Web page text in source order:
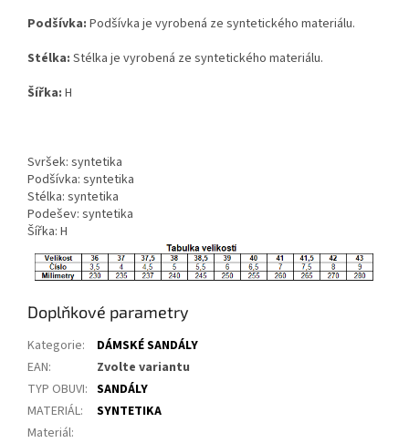
Podšívka: Podšívka je vyrobená ze syntetického materiálu.
Stélka: Stélka je vyrobená ze syntetického materiálu.
Šířka: H
Svršek: syntetika
Podšívka: syntetika
Stélka: syntetika
Podešev: syntetika
Šířka: H
Doplňkové parametry
Kategorie:
DÁMSKÉ SANDÁLY
EAN:
Zvolte variantu
TYP OBUVI: SANDÁLY
MATERIÁL:
SYNTETIKA
Materiál: